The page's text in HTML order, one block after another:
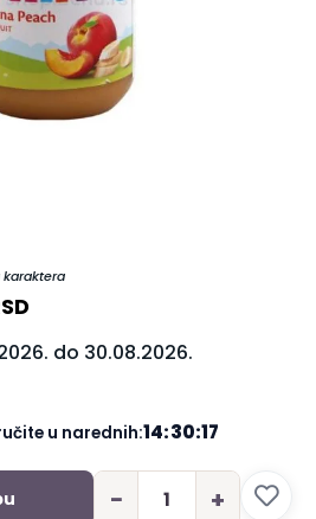
do 30.08.2026.
u narednih:14:30:16
− +